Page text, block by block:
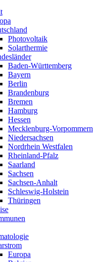
Photovoltaik
Solarthermie
Baden-Württemberg
Bayern
Berlin
Brandenburg
Bremen
Hamburg
Hessen
Mecklenburg-Vorpommern
Niedersachsen
Nordrhein Westfalen
Rheinland-Pfalz
Saarland
Sachsen
Sachsen-Anhalt
Schleswig-Holstein
Thüringen
Europa